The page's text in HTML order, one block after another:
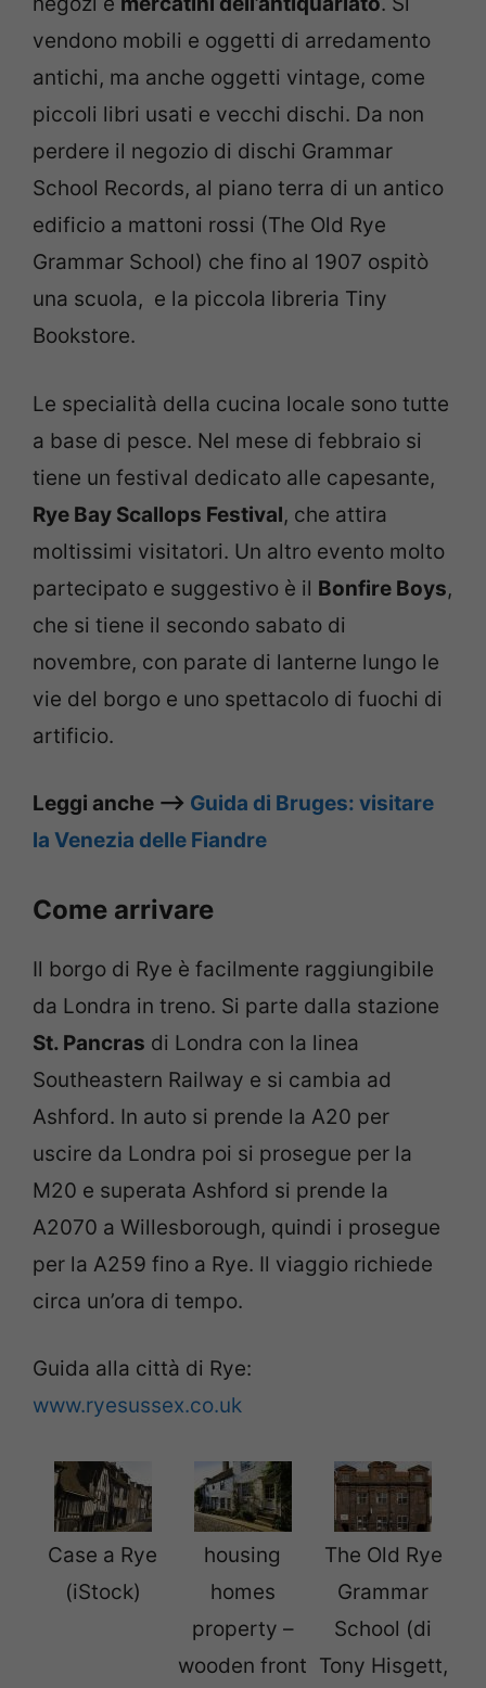
vendono mobili e oggetti di arredamento
antichi, ma anche oggetti vintage, come
piccoli libri usati e vecchi dischi. Da non
perdere il negozio di dischi Grammar
School Records, al piano terra di un antico
edificio a mattoni rossi (The Old Rye
Grammar School) che fino al 1907 ospitò
una scuola, e la piccola libreria Tiny
Bookstore.
Le specialità della cucina locale sono tutte
a base di pesce. Nel mese di febbraio si
tiene un festival dedicato alle capesante,
Rye Bay Scallops Festival, che attira
moltissimi visitatori. Un altro evento molto
partecipato e suggestivo è il Bonfire Boys,
che si tiene il secondo sabato di
novembre, con parate di lanterne lungo le
vie del borgo e uno spettacolo di fuochi di
artificio.
Leggi anche –> Guida di Bruges: visitare
la Venezia delle Fiandre
Come arrivare
Il borgo di Rye è facilmente raggiungibile
da Londra in treno. Si parte dalla stazione
St. Pancras di Londra con la linea
Southeastern Railway e si cambia ad
Ashford. In auto si prende la A20 per
uscire da Londra poi si prosegue per la
M20 e superata Ashford si prende la
A2070 a Willesborough, quindi i prosegue
per la A259 fino a Rye. Il viaggio richiede
circa un’ora di tempo.
Guida alla città di Rye:
www.ryesussex.co.uk
Case a Rye
(iStock)
housing
homes
property –
wooden front
The Old Rye
Grammar
School (di
Tony Hisgett,